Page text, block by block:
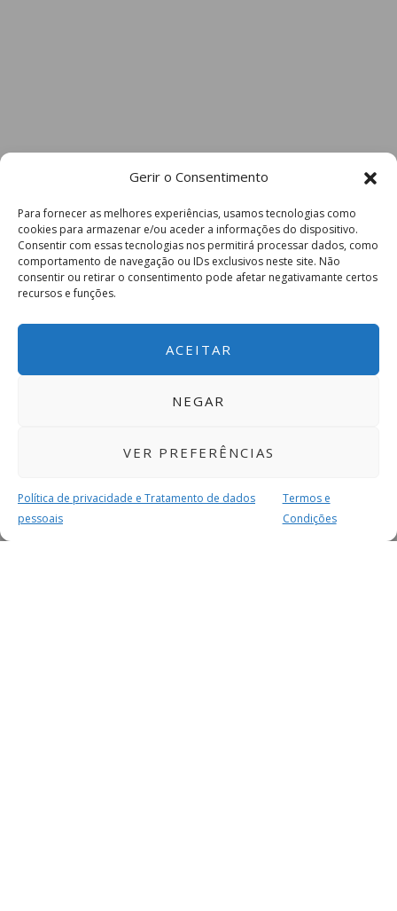
Gerir o Consentimento
Para fornecer as melhores experiências, usamos tecnologias como
cookies para armazenar e/ou aceder a informações do dispositivo.
Consentir com essas tecnologias nos permitirá processar dados, como
comportamento de navegação ou IDs exclusivos neste site. Não
consentir ou retirar o consentimento pode afetar negativamante certos
recursos e funções.
ACEITAR
NEGAR
VER PREFERÊNCIAS
Política de privacidade e Tratamento de dados
pessoais
Termos e
Condições